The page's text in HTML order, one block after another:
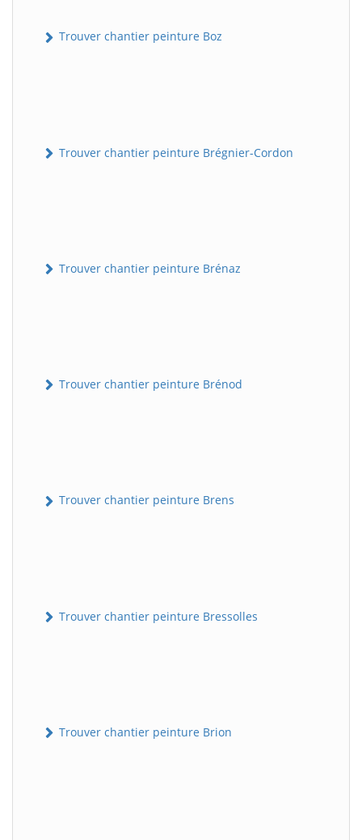
Trouver chantier peinture Boz
Trouver chantier peinture Brégnier-Cordon
Trouver chantier peinture Brénaz
Trouver chantier peinture Brénod
Trouver chantier peinture Brens
Trouver chantier peinture Bressolles
Trouver chantier peinture Brion